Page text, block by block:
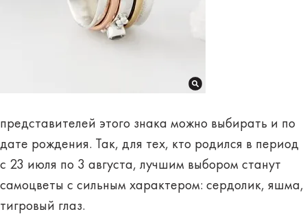
представителей этого знака можно выбирать и по
дате рождения. Так, для тех, кто родился в период
с 23 июля по 3 августа, лучшим выбором станут
самоцветы с сильным характером: сердолик, яшма,
тигровый глаз.